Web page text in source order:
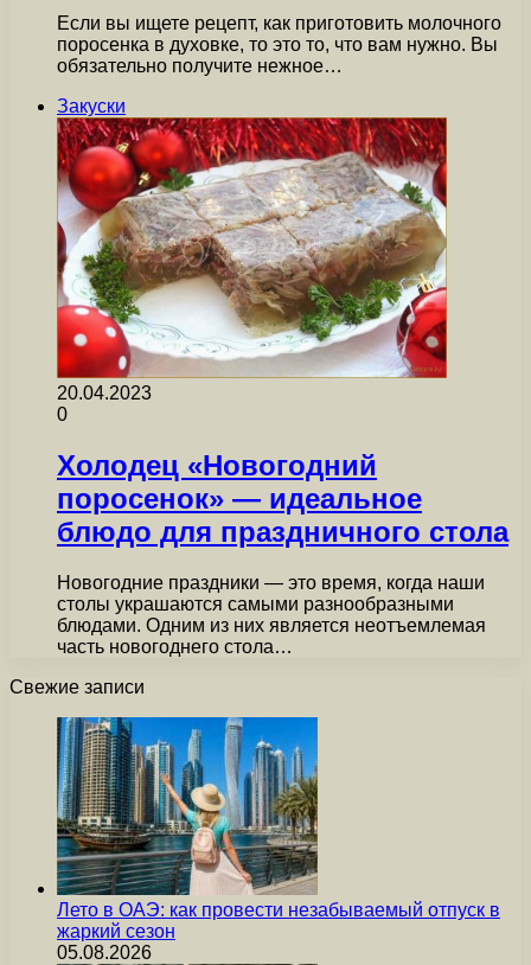
Если вы ищете рецепт, как приготовить молочного
поросенка в духовке, то это то, что вам нужно. Вы
обязательно получите нежное…
Закуски
20.04.2023
0
Холодец «Новогодний
поросенок» — идеальное
блюдо для праздничного стола
Новогодние праздники — это время, когда наши
столы украшаются самыми разнообразными
блюдами. Одним из них является неотъемлемая
часть новогоднего стола…
Свежие записи
Лето в ОАЭ: как провести незабываемый отпуск в
жаркий сезон
05.08.2026